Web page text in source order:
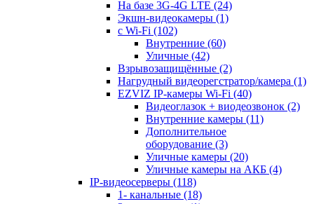
На базе 3G-4G LTE (24)
Экшн-видеокамеры (1)
с Wi-Fi (102)
Внутренние (60)
Уличные (42)
Взрывозащищённые (2)
Нагрудный видеорегстратор/камера (1)
EZVIZ IP-камеры Wi-Fi (40)
Видеоглазок + виодеозвонок (2)
Внутренние камеры (11)
Дополнительное
оборудование (3)
Уличные камеры (20)
Уличные камеры на АКБ (4)
IP-видеосерверы (118)
1- канальные (18)